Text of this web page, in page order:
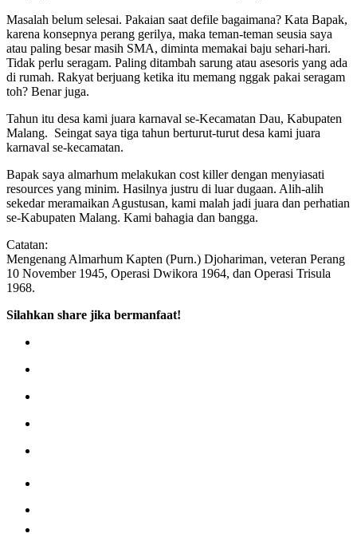
Masalah belum selesai. Pakaian saat defile bagaimana? Kata Bapak,
karena konsepnya perang gerilya, maka teman-teman seusia saya
atau paling besar masih SMA, diminta memakai baju sehari-hari.
Tidak perlu seragam. Paling ditambah sarung atau asesoris yang ada
di rumah. Rakyat berjuang ketika itu memang nggak pakai seragam
toh? Benar juga.
Tahun itu desa kami juara karnaval se-Kecamatan Dau, Kabupaten
Malang. Seingat saya tiga tahun berturut-turut desa kami juara
karnaval se-kecamatan.
Bapak saya almarhum melakukan cost killer dengan menyiasati
resources yang minim. Hasilnya justru di luar dugaan. Alih-alih
sekedar meramaikan Agustusan, kami malah jadi juara dan perhatian
se-Kabupaten Malang. Kami bahagia dan bangga.
Catatan:
Mengenang Almarhum Kapten (Purn.) Djohariman, veteran Perang
10 November 1945, Operasi Dwikora 1964, dan Operasi Trisula
1968.
Silahkan share jika bermanfaat!